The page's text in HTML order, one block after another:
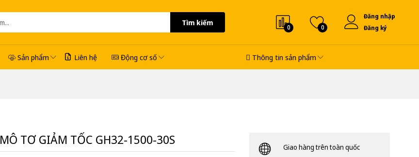
Tìm kiếm
0 0
Đăng nhập
Đăng ký
Sản phẩm Liên hệ Động cơ số Thông tin sản phẩm
MÔ TƠ GIẢM TỐC GH32-1500-30S Giao hàng trên toàn quốc